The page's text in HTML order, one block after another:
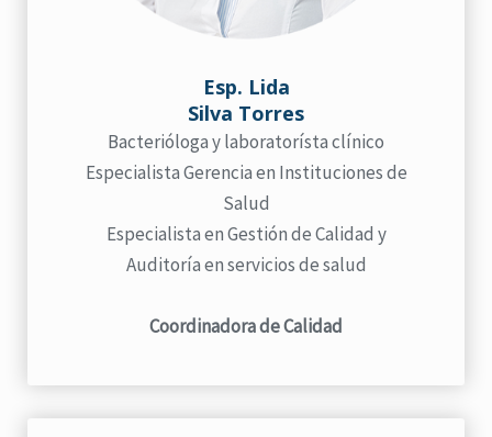
Esp. Lida
Silva Torres
Bacterióloga y laboratorísta clínico
Especialista Gerencia en Instituciones de
Salud
Especialista en Gestión de Calidad y
Auditoría en servicios de salud
Coordinadora de Calidad